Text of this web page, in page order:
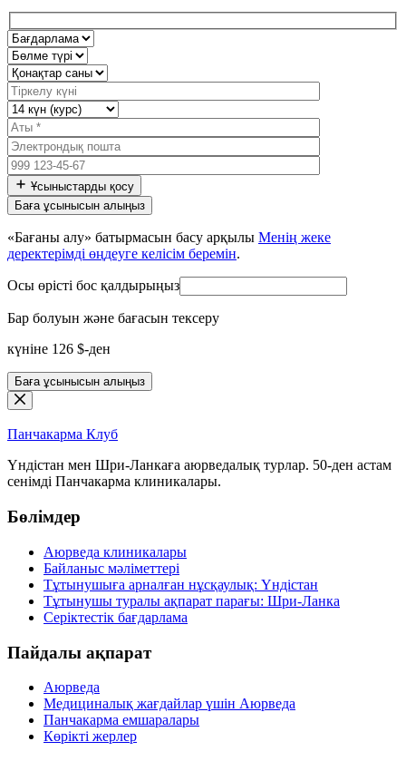
Ұсыныстарды қосу
«Бағаны алу» батырмасын басу арқылы Менің жеке
деректерімді өңдеуге келісім беремін.
Осы өрісті бос қалдырыңыз
Бар болуын және бағасын тексеру
күніне 126 $-ден
Баға ұсынысын алыңыз
Панчакарма Клуб
Үндістан мен Шри-Ланкаға аюрведалық турлар. 50-ден астам
сенімді Панчакарма клиникалары.
Бөлімдер
Аюрведа клиникалары
Байланыс мәліметтері
Тұтынушыға арналған нұсқаулық: Үндістан
Тұтынушы туралы ақпарат парағы: Шри-Ланка
Серіктестік бағдарлама
Пайдалы ақпарат
Аюрведа
Медициналық жағдайлар үшін Аюрведа
Панчакарма емшаралары
Көрікті жерлер